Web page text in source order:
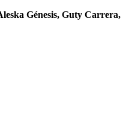
Génesis, Guty Carrera,